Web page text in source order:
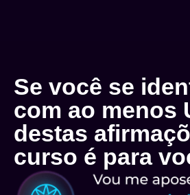
Se você se
com ao menos
destas
curso é para